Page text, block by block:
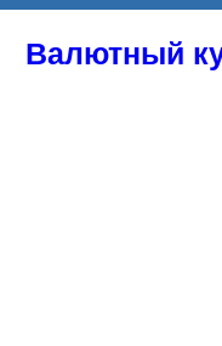
Валютный